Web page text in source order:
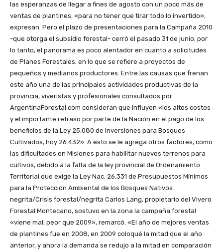
las esperanzas de llegar a fines de agosto con un poco más de
ventas de plantines, «para no tener que tirar todo lo invertido»,
expresan. Pero el plazo de presentaciones para la Campaña 2010
-que otorga el subsidio forestal- cerró el pasado 31 de junio, por
lo tanto, el panorama es poco alentador en cuanto a solicitudes
de Planes Forestales, en lo que se refiere a proyectos de
pequeños y medianos productores. Entre las causas que frenan
este año una de las principales actividades productivas de la
provincia, viveristas y profesionales consultados por
ArgentinaForestal.com consideran que influyen «los altos costos
y el importante retraso por parte de la Nación en el pago de los
beneficios de la Ley 25.080 de Inversiones para Bosques
Cultivados, hoy 26.432». A esto se le agrega otros factores, como
las dificultades en Misiones para habilitar nuevos terrenos para
cultivos, debido a la falta de la ley provincial de Ordenamiento
Territorial que exige la Ley Nac. 26.331 de Presupuestos Mínimos
para la Protección Ambiental de los Bosques Nativos.
negrita/Crisis forestal/negrita Carlos Lang, propietario del Vivero
Forestal Montecarlo, sostuvo en la zona la campaña forestal
«viene mal, peor que 2009», remarcó. «El año de mejores ventas
de plantines fue en 2008, en 2009 coloqué la mitad que el año
anterior, y ahora la demanda se redujo a la mitad en comparación